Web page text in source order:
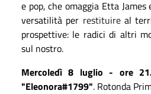
e pop, che omaggia Etta
versatilità per restituireal
prospettive: le radici di altri
sul nostro.
Mercoledì 8 luglio - ore
"Eleonora#1799". Rotonda